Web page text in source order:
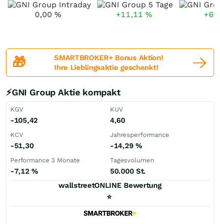
0,00 % +11,11 %
🎁
SMARTBROKER+ Bonus Aktion!
Ihre Lieblingsaktie geschenkt!
⚡GNI Group Aktie kompakt
KGV
-105,42
KUV
4,60
KCV
-51,30
Jahresperformance
-14,29 %
Performance 3 Monate
-7,12%
Tagesvolumen
50.000 St.
wallstreetONLINE Bewertung
⭐